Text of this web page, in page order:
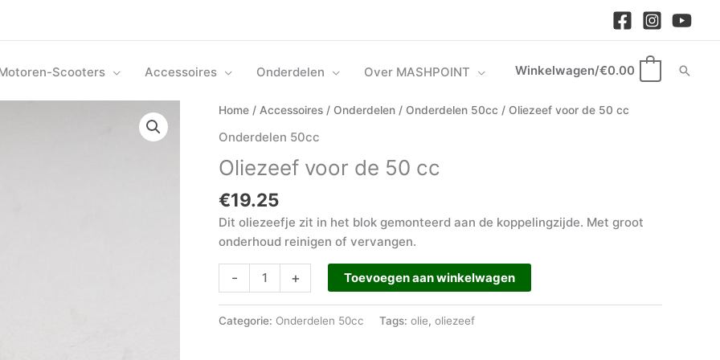
Scooters Accessoires Onderdelen Over MASHPOINT Winkelwagen/€0.00
Home / Accessoires / Onderdelen / Onderdelen 50cc / Oliezeef voor de 50 cc
Onderdelen 50cc
Oliezeef voor de 50 cc
€19.25
Dit oliezeefje zit in het blok gemonteerd aan de koppelingzijde. Met groot
onderhoud reinigen of vervangen.
-
Oliezeef
50
aantal
+ Toevoegen aan winkelwagen
Categorie: Onderdelen 50cc Tags: olie, oliezeef